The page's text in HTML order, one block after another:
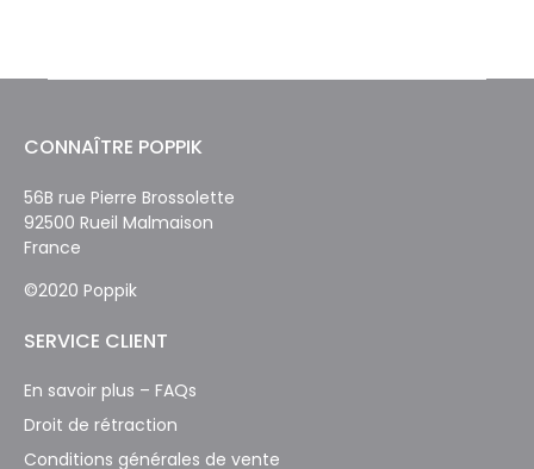
CONNAÎTRE POPPIK
56B rue Pierre Brossolette
92500 Rueil Malmaison
France
©2020 Poppik
SERVICE CLIENT
En savoir plus – FAQs
Droit de rétraction
Conditions générales de vente